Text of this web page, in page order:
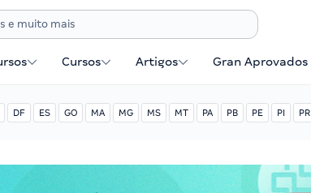
Cursos Artigos Gran Aprovados
DF ES GO MA MG MS MT PA PB PE PI PR